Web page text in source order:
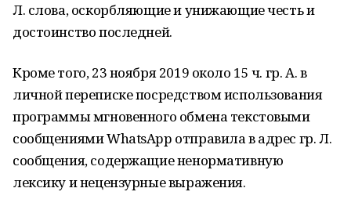
Л. слова, оскорбляющие и унижающие честь и
достоинство последней.
Кроме того, 23 ноября 2019 около 15 ч. гр. А. в
личной переписке посредством использования
программы мгновенного обмена текстовыми
сообщениями WhatsApp отправила в адрес гр. Л.
сообщения, содержащие ненормативную
лексику и нецензурные выражения.